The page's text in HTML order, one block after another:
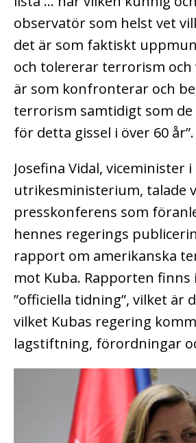
observatör som helst vet
det är som faktiskt
och tolererar terrorism och
är som konfronterar och
terrorism samtidigt som
för detta gissel i över 60 år”.
Josefina Vidal, viceminister i
utrikesministerium, talade
presskonferens som
hennes regerings
rapport om amerikanska
mot Kuba. Rapporten finns
”officiella tidning”, vilket är
vilket Kubas regering
lagstiftning, förordningar